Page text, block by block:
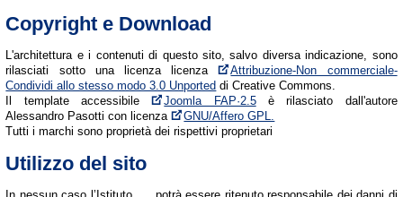
Copyright e Download
L'architettura e i contenuti di questo sito, salvo diversa indicazione, sono
rilasciati sotto una licenza licenza
Attribuzione-Non commerciale-
Condividi allo stesso modo 3.0 Unported di Creative Commons.
Il template accessibile
Joomla FAP·2.5è rilasciato dall'autore
Alessandro Pasotti con licenza
GNU/Affero GPL.
Tutti i marchi sono proprietà dei rispettivi proprietari
Utilizzo del sito